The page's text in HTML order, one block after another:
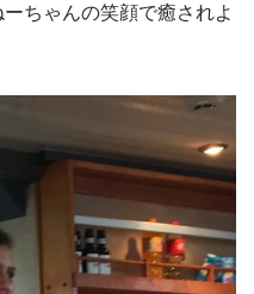
ちゃんの笑顔で癒されよ